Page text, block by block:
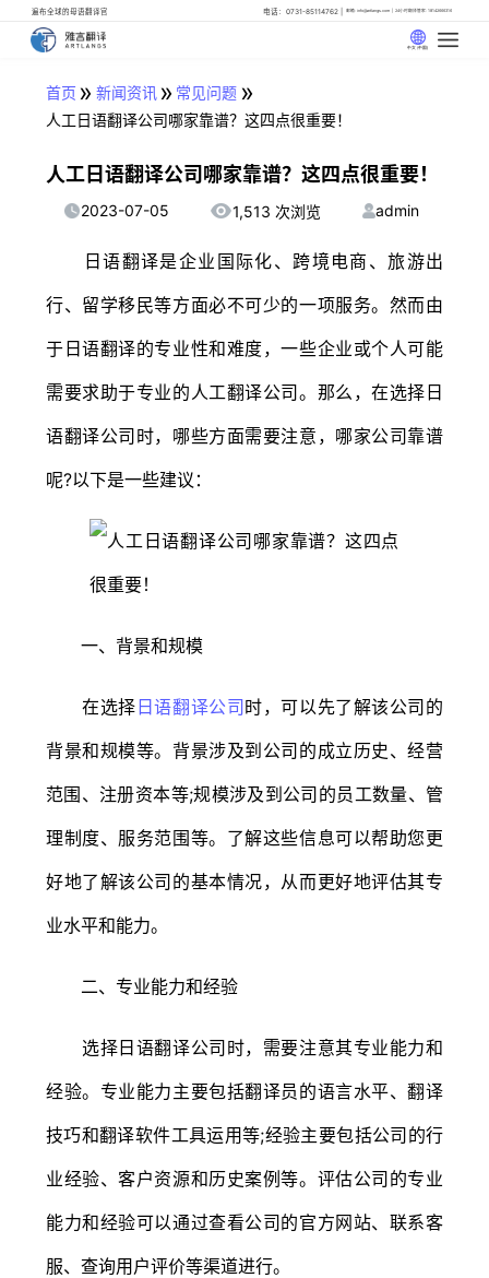
遍布全球的母语翻译官 电话：0731-85114762 邮箱: info@artlangs.com 24小时翻译管家: 18142666316
中文 (中国)
首页 » 新闻资讯» 常见问题 »
人工日语翻译公司哪家靠谱？这四点很重要！
人工日语翻译公司哪家靠谱？这四点很重要！
2023-07-05 1,513 次浏览 admin
日语翻译是企业国际化、跨境电商、旅游出
行、留学移民等方面必不可少的一项服务。然而由
于日语翻译的专业性和难度，一些企业或个人可能
需要求助于专业的人工翻译公司。那么，在选择日
语翻译公司时，哪些方面需要注意，哪家公司靠谱
呢?以下是一些建议：
一、背景和规模
在选择日语翻译公司时，可以先了解该公司的
背景和规模等。背景涉及到公司的成立历史、经营
范围、注册资本等;规模涉及到公司的员工数量、管
理制度、服务范围等。了解这些信息可以帮助您更
好地了解该公司的基本情况，从而更好地评估其专
业水平和能力。
二、专业能力和经验
选择日语翻译公司时，需要注意其专业能力和
经验。专业能力主要包括翻译员的语言水平、翻译
技巧和翻译软件工具运用等;经验主要包括公司的行
业经验、客户资源和历史案例等。评估公司的专业
能力和经验可以通过查看公司的官方网站、联系客
服、查询用户评价等渠道进行。